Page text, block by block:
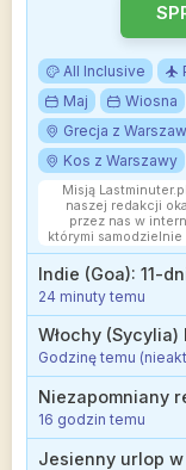
All Inclusive
Maj
Wiosna
Grecja z
Kos z Warszawy
Misją
naszej redakcji
przez nas w
którymi
Ceny w
otrzymywać
Cię
24 minuty temu
Godzinę temu
16 godzin temu